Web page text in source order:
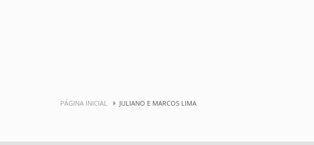
PÁGINA INICIAL JULIANO E MARCOS LIMA